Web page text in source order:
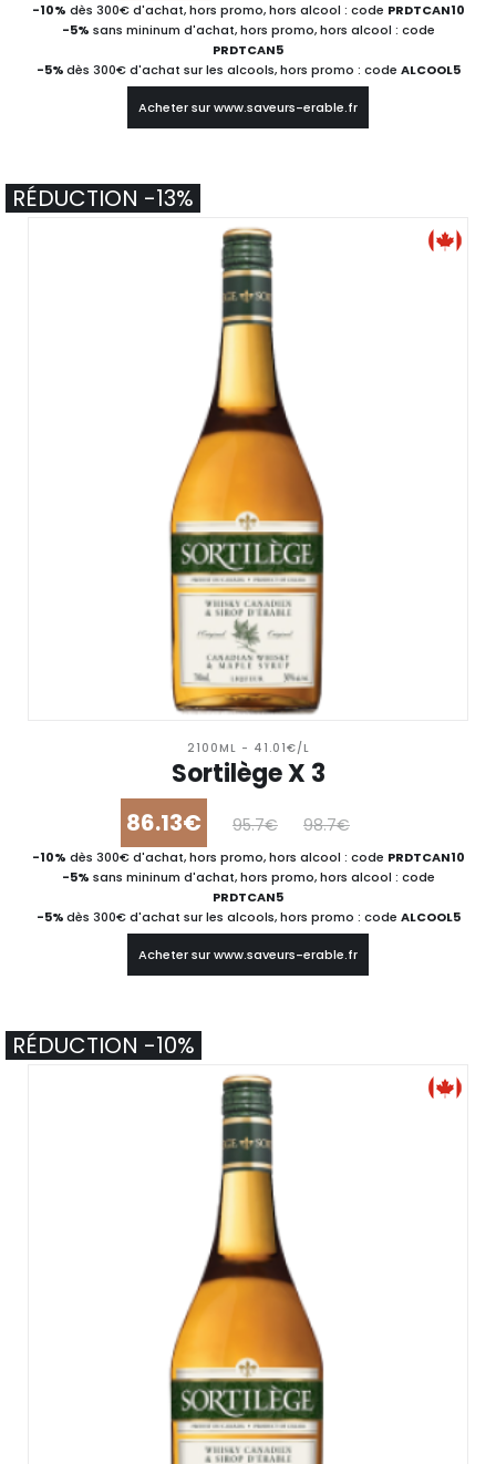
-10% dès 300€ d'achat, hors promo, hors alcool : code PRDTCAN10
-5% sans mininum d'achat, hors promo, hors alcool : code
PRDTCAN5
-5%dès 300€ d'achat sur les alcools, hors promo : code ALCOOL5
Acheter sur www.saveurs-erable.fr
2100ML - 41.01€/L
Sortilège X 3
86.13€ 95.7€ 98.7€
-10% dès 300€ d'achat, hors promo, hors alcool : code PRDTCAN10
-5% sans mininum d'achat, hors promo, hors alcool : code
PRDTCAN5
-5%dès 300€ d'achat sur les alcools, hors promo : code ALCOOL5
RÉDUCTION -13%
Acheter sur www.saveurs-erable.fr
RÉDUCTION -10%